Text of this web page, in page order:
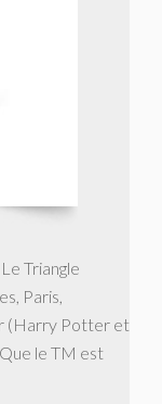
Triangle
Paris,
(Harry Potter et
le TM est